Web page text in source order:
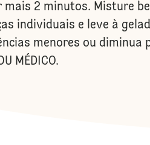
2 minutos. Misture
individuais e leve à
menores ou diminua
MÉDICO.